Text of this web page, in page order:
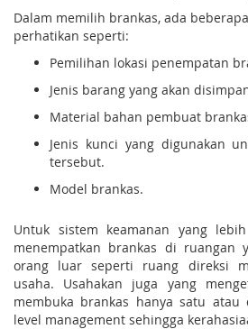
Dalam memilih brankas, ada
perhatikan seperti:
Pemilihan lokasi penempatan
Jenis barang yang akan
Material bahan pembuat
Jenis kunci yang digunakan
tersebut.
Model brankas.
Untuk sistem keamanan yang
menempatkan brankas di ruangan
orang luar seperti ruang direksi
usaha. Usahakan juga yang
membuka brankas hanya satu
level management sehingga